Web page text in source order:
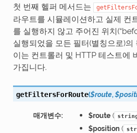
첫 번째 헬퍼 메서드는
라우트를 시뮬레이션하고 실제 컨
를 실행하지 않고 주어진 위치
실행되었을 모든 필터(별칭으로)의
이는 컨트롤러 및 HTTP 테스트에
가집니다.
getFiltersForRoute($route,
매개변수: $route(
$position(